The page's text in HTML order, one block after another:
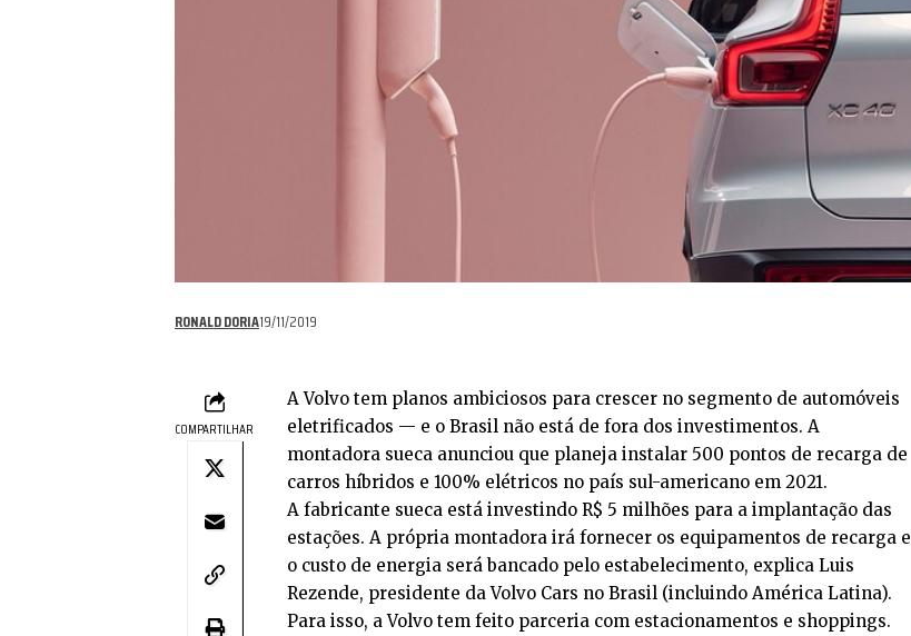
RONALD DORIA19/11/2019
COMPARTILHAR
A Volvo tem planos ambiciosos para crescer no segmento de automóveis
eletrificados — e o Brasil não está de fora dos investimentos. A
montadora sueca anunciou que planeja instalar 500 pontos de recarga de
carros híbridos e 100% elétricos no país sul-americano em 2021.
A fabricante sueca está investindo R$ 5 milhões para a implantação das
estações. A própria montadora irá fornecer os equipamentos de recarga e
o custo de energia será bancado pelo estabelecimento, explica Luis
Rezende, presidente da Volvo Cars no Brasil (incluindo América Latina).
Para isso, a Volvo tem feito parceria com estacionamentos e shoppings.